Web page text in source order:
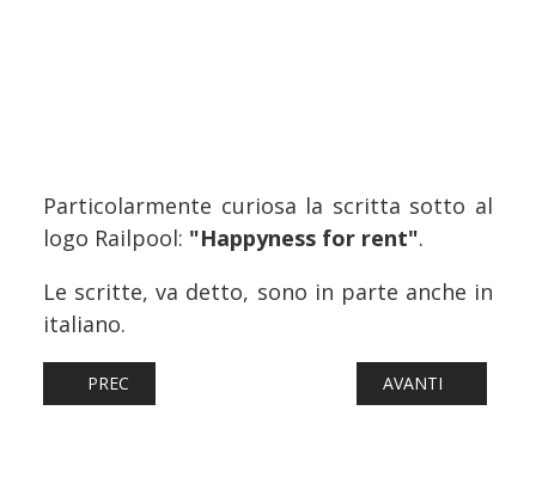
Particolarmente curiosa la scritta sotto al
logo Railpool: "Happyness for rent".
Le scritte, va detto, sono in parte anche in
italiano.
ARTICOLO PRECEDENTE: FERROVIE: NUOVI TRENI PER
PREC ARTICOLO
AVANTI